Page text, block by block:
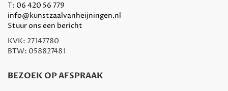
T: 06 420 56 779
info@kunstzaalvanheijningen.nl
Stuur ons een bericht
KVK: 27147780
BTW: 058827481
BEZOEK OP AFSPRAAK